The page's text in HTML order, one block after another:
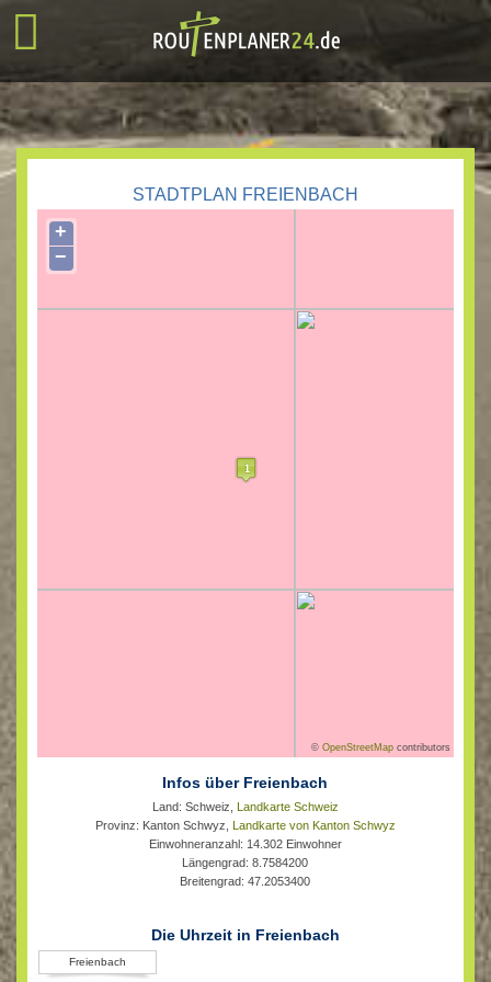
STADTPLAN FREIENBACH
+
−
©OpenStreetMap contributors
Infos über Freienbach
Land: Schweiz, Landkarte Schweiz
Provinz: Kanton Schwyz, Landkarte von Kanton Schwyz
Einwohneranzahl: 14.302 Einwohner
Längengrad: 8.7584200
Breitengrad: 47.2053400
Die Uhrzeit in Freienbach
Freienbach